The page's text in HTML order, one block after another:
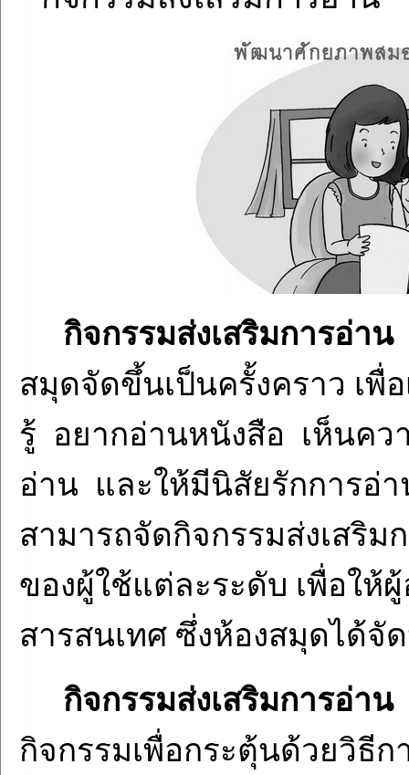
กิจกรรมส่งเสริมการอ่าน
สมุดจัดขึ้นเป็นครั้งคราว เพื่
รู้ อยากอ่านหนังสือ เห็นค
อ่าน และให้มีนิสัยรักการอ่
สามารถจัดกิจกรรมส่งเสริ
ของผู้ใช้แต่ละระดับ เพื่อให้
สารสนเทศ ซึ่งห้องสมุดได้จั
กิจกรรมส่งเสริมการอ่าน
กิจกรรมเพื่อกระตุ้นด้วยวิธี